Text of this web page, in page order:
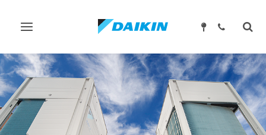
Attiva/disattiva